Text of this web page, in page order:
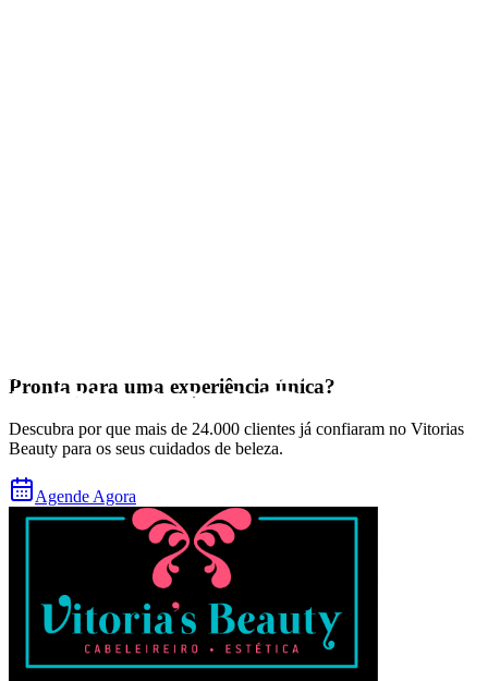
Pronta para uma experiência única?
Descubra por que mais de 24.000 clientes já confiaram no Vitorias
Beauty para os seus cuidados de beleza.
Agende Agora